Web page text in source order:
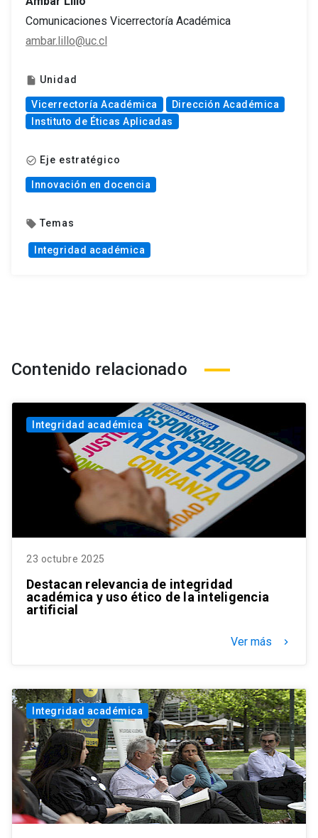
Comunicaciones Vicerrectoría Académica
ambar.lillo@uc.cl
insert_drive_file Unidad
Vicerrectoría Académica
Dirección Académica
Instituto de Éticas Aplicadas
check_circle_outline Eje estratégico
Innovación en docencia
local_offer Temas
Integridad académica
Contenido relacionado
Integridad académica
23 octubre 2025
Destacan relevancia de integridad
académica y uso ético de la inteligencia
artificial
Ver más keyboard_arrow_right
Integridad académica